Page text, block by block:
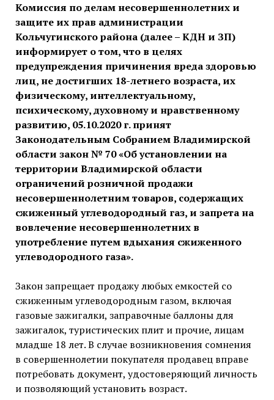
Комиссия по делам несовершеннолетних и
защите их прав администрации
Кольчугинского района (далее – КДН и ЗП)
информирует о том, что в целях
предупреждения причинения вреда здоровью
лиц, не достигших 18-летнего возраста, их
физическому, интеллектуальному,
психическому, духовному и нравственному
развитию, 05.10.2020 г. принят
Законодательным Собранием Владимирской
области закон № 70 «Об установлении на
территории Владимирской области
ограничений розничной продажи
несовершеннолетним товаров, содержащих
сжиженный углеводородный газ, и запрета на
вовлечение несовершеннолетних в
употребление путем вдыхания сжиженного
углеводородного газа».
Закон запрещает продажу любых емкостей со
сжиженным углеводородным газом, включая
газовые зажигалки, заправочные баллоны для
зажигалок, туристических плит и прочие, лицам
младше 18 лет. В случае возникновения сомнения
в совершеннолетии покупателя продавец вправе
потребовать документ, удостоверяющий личность
и позволяющий установить возраст.